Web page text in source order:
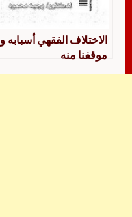
الاختلاف الفقهي أسبابه و
موقفنا منه